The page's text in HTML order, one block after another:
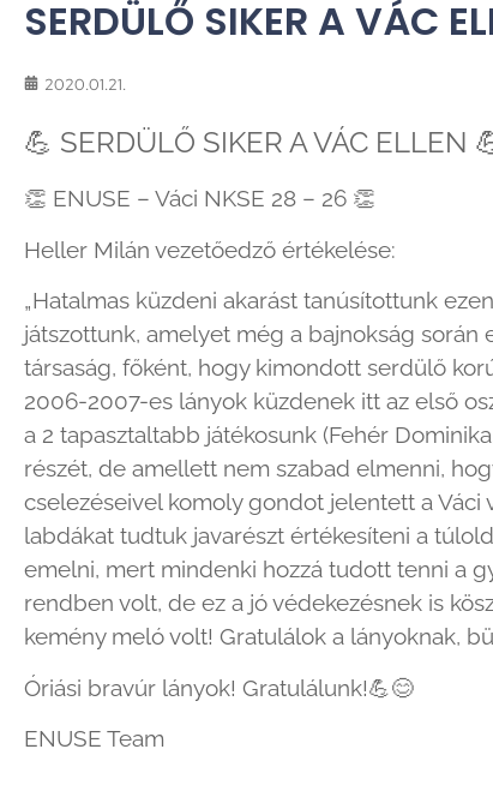
SERDÜLŐ SIKER A VÁC
2020.01.21.
💪 SERDÜLŐ SIKER A VÁC ELLEN
👏 ENUSE – Váci NKSE 28 – 26 👏
Heller Milán vezetőedző értékelése:
„Hatalmas küzdeni akarást tanúsítottunk
játszottunk, amelyet még a bajnokság során
társaság, főként, hogy kimondott serdülő
2006-2007-es lányok küzdenek itt az első
a 2 tapasztaltabb játékosunk (Fehér
részét, de amellett nem szabad elmenni,
cselezéseivel komoly gondot jelentett a
labdákat tudtuk javarészt értékesíteni a
emelni, mert mindenki hozzá tudott tenni a
rendben volt, de ez a jó védekezésnek is
kemény meló volt! Gratulálok a lányoknak,
Óriási bravúr lányok! Gratulálunk!💪😊
ENUSE Team